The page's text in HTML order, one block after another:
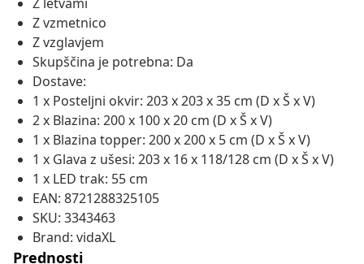
Z vzmetnico
Z vzglavjem
Skupščina je potrebna: Da
Dostave:
1 x Posteljni okvir: 203 x 203 x 35 cm (D x Š x V)
2 x Blazina: 200 x 100 x 20 cm (D x Š x V)
1 x Blazina topper: 200 x 200 x 5 cm (D x Š x V)
1 x Glava z ušesi: 203 x 16 x 118/128 cm (D x Š x V)
1 x LED trak: 55 cm
EAN: 8721288325105
SKU: 3343463
Brand: vidaXL
Prednosti